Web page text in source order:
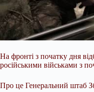
На фронті з початку дня
російськими військами з
Про це Генеральний штаб